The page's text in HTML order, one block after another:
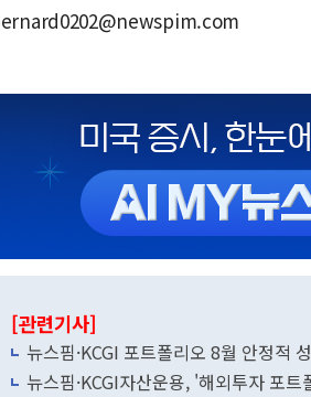
[관련기사]
뉴스핌·KCGI 포트폴리오 8월 안정적
뉴스핌·KCGI자산운용, '해외투자 포트